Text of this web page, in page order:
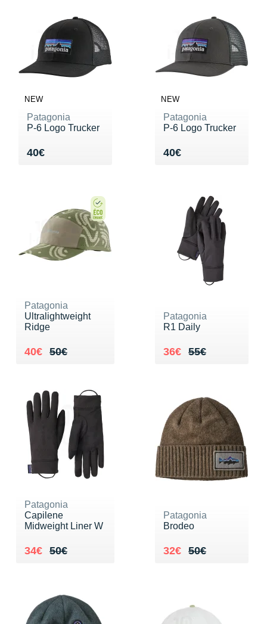
NEW
Patagonia
P-6 Logo Trucker
40€
Vendu 40€
NEW
Patagonia
P-6 Logo Trucker
40€
Vendu 40€
Patagonia
Ultralightweight
Ridge
50€
Au lieu de 50€
40€
Vendu 40€
Patagonia
R1 Daily
55€
Au lieu de 55€
36€
Vendu 36€
Patagonia
Capilene
Midweight Liner W
50€
Au lieu de 50€
34€
Vendu 34€
Patagonia
Brodeo
50€
Au lieu de 50€
32€
Vendu 32€